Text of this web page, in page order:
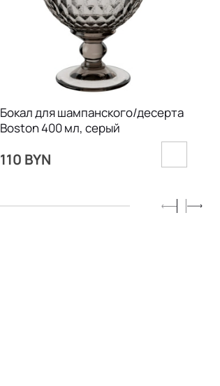
Бокал для шампанского/десерта
Boston 400 мл, серый
110 BYN